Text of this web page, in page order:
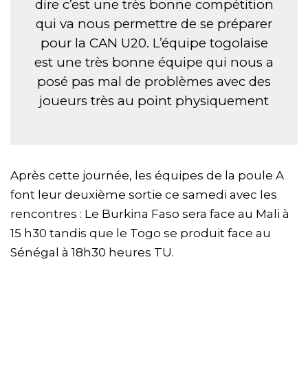
dire c’est une très bonne compétition
qui va nous permettre de se préparer
pour la CAN U20. L’équipe togolaise
est une très bonne équipe qui nous a
posé pas mal de problèmes avec des
joueurs très au point physiquement
Après cette journée, les équipes de la poule A
font leur deuxième sortie ce samedi avec les
rencontres : Le Burkina Faso sera face au Mali à
15 h30 tandis que le Togo se produit face au
Sénégal à 18h30 heures TU.